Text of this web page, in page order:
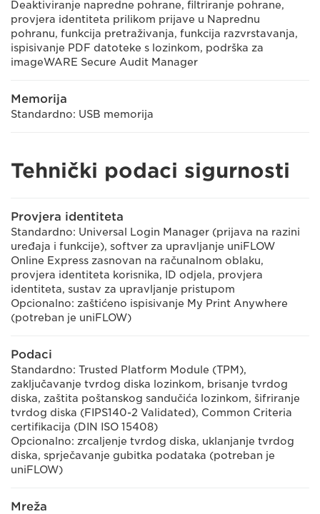
Deaktiviranje napredne pohrane, filtriranje pohrane,
provjera identiteta prilikom prijave u Naprednu
pohranu, funkcija pretraživanja, funkcija razvrstavanja,
ispisivanje PDF datoteke s lozinkom, podrška za
imageWARE Secure Audit Manager
Memorija
Standardno: USB memorija
Tehnički podaci sigurnosti
Provjera identiteta
Standardno: Universal Login Manager (prijava na razini
uređaja i funkcije), softver za upravljanje uniFLOW
Online Express zasnovan na računalnom oblaku,
provjera identiteta korisnika, ID odjela, provjera
identiteta, sustav za upravljanje pristupom
Opcionalno: zaštićeno ispisivanje My Print Anywhere
(potreban je uniFLOW)
Podaci
Standardno: Trusted Platform Module (TPM),
zaključavanje tvrdog diska lozinkom, brisanje tvrdog
diska, zaštita poštanskog sandučića lozinkom, šifriranje
tvrdog diska (FIPS140-2 Validated), Common Criteria
certifikacija (DIN ISO 15408)
Opcionalno: zrcaljenje tvrdog diska, uklanjanje tvrdog
diska, sprječavanje gubitka podataka (potreban je
uniFLOW)
Mreža